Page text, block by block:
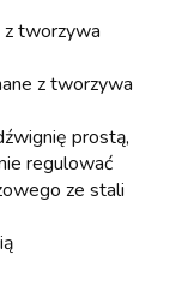
z tworzywa
z tworzywa
prostą,
regulować
ze stali